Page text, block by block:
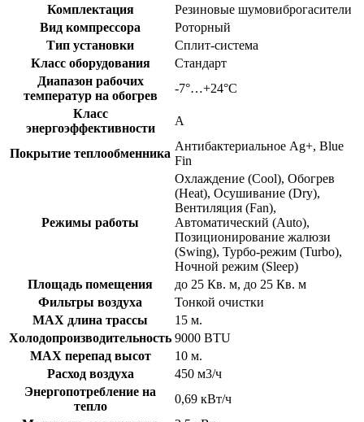
Комплектация
Резиновые шумовиброгасители
Вид компрессора
Роторный
Тип установки
Сплит-система
Класс оборудования
Стандарт
Диапазон рабочих
температур на обогрев
-7°…+24°C
Класс
энергоэффективности
A
Покрытие теплообменника
Антибактериальное Ag+, Blue
Fin
Режимы работы
Охлаждение (Cool), Обогрев
(Heat), Осушивание (Dry),
Вентиляция (Fan),
Автоматический (Auto),
Позиционирование жалюзи
(Swing), Турбо-режим (Turbo),
Ночной режим (Sleep)
Площадь помещения
до 25 Кв. м, до 25 Кв. м
Фильтры воздуха
Тонкой очистки
MAX длина трассы
15 м.
Холодопроизводительность 9000 BTU
MAX перепад высот
10 м.
Расход воздуха
450 м3/ч
Энергопотребление на
тепло
0,69 кВт/ч